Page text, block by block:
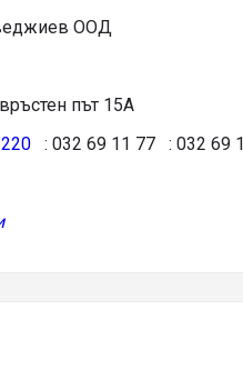
ООД
път 15А
: 032 69 11 77 : 032 69